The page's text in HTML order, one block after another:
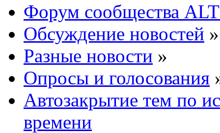
Форум сообщества
Обсуждение новостей »
Разные новости »
Опросы и голосования
Автозакрытие тем по
времени